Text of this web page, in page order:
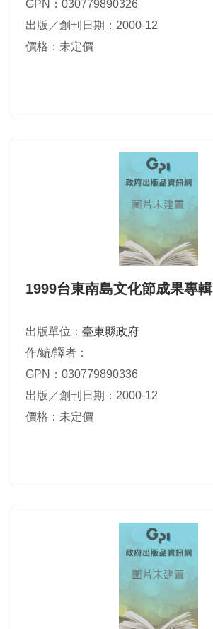
GPN：030779890326
出版／創刊日期：2000-12
價格：未定價
1999台東南島文化節成果專輯
出版單位： 臺東縣政府
作/編/譯者：
GPN：030779890336
出版／創刊日期：2000-12
價格：未定價